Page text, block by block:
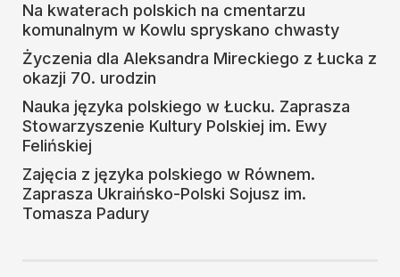
Na kwaterach polskich na cmentarzu
komunalnym w Kowlu spryskano chwasty
Życzenia dla Aleksandra Mireckiego z Łucka z
okazji 70. urodzin
Nauka języka polskiego w Łucku. Zaprasza
Stowarzyszenie Kultury Polskiej im. Ewy
Felińskiej
Zajęcia z języka polskiego w Równem.
Zaprasza Ukraińsko-Polski Sojusz im.
Tomasza Padury